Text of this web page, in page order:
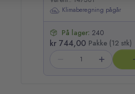
Klimaberegning pågår
På lager: 240
kr 744,00 Pakke (12 stk)